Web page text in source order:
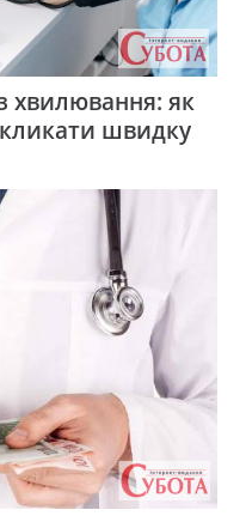
хвилювання: як
швидку